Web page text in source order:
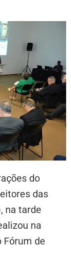
do
das
na tarde
na
Fórum de